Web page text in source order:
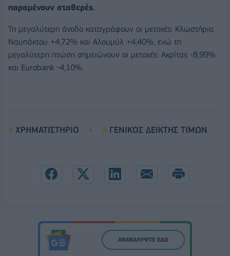
παραμένουν σταθερές.
Τη μεγαλύτερη άνοδο καταγράφουν οι μετοχές: Κλωστήρια
Ναυπάκτου +4,72% και Αλουμύλ +4,40%, ενώ τη
μεγαλύτερη πτώση σημειώνουν οι μετοχές: Ακρίτας -8,99%
και Eurobank -4,10%.
ΧΡΗΜΑΤΙΣΤΗΡΙΟ ΓΕΝΙΚΟΣ ΔΕΙΚΤΗΣ ΤΙΜΩΝ